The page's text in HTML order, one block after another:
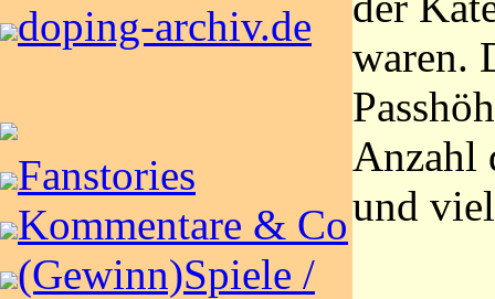
doping-archiv.de
Fanstories
Kommentare & Co
(Gewinn)Spiele /
waren.
Anzahl
und